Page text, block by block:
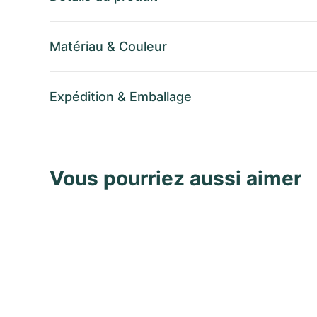
Matériau & Couleur
Expédition & Emballage
Vous pourriez aussi aimer